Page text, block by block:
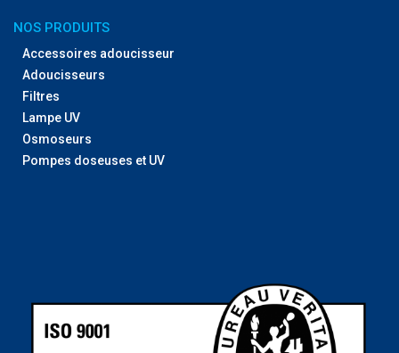
NOS PRODUITS
Accessoires adoucisseur
Adoucisseurs
Filtres
Lampe UV
Osmoseurs
Pompes doseuses et UV